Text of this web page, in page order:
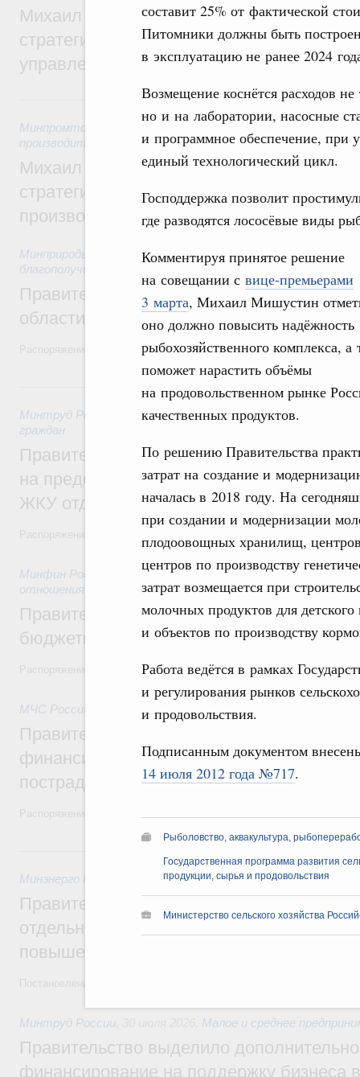
составит 25% от фактической
Питомники должны быть
в эксплуатацию не ранее 2024
Возмещение коснётся расходов
но и на лаборатории, насосные
и программное обеспечение, при
единый технологический цикл.
Господдержка позволит
где разводятся лососёвые виды
Комментируя принятое решение
на совещании с вице-премьерами
3 марта, Михаил Мишустин
оно должно повысить надёжность
рыбохозяйственного комплекса, а
поможет нарастить объёмы
на продовольственном рынке
качественных продуктов.
По решению Правительства
затрат на создание и
началась в 2018 году. На
при создании и модернизации
плодоовощных хранилищ,
центров по производству
затрат возмещается при
молочных продуктов для
и объектов по производству
Работа ведётся в рамках
и регулирования рынков
и продовольствия.
Подписанным документом
14 июля 2012 года №717.
Рыболовство, аквакультура,
Государственная программа развития
продукции, сырья и продовольствия
Министерство сельского хозяйства
Михаил Мишустин дал поручения по
стратегической сессии о
управления научно-технологическим
5 августа, среда
Минпромторг России Минэкономразвития России
производительности труда и поддержки занятости
Михаил Мишустин дал поручения по
стратегической сессии, посвящённой
производительности труда
Минприроды России 5 августа 2026 ,Национальный
благополучие»
Правительство увеличило объём
области в рамках федерального
Распоряжение от 3 августа 2026 года №2067-р
31 июля, пятница
Минтруд России 31 июля 2026,Социальная поддержка
граждан
Правительство направит регионам
на предоставление мер социальной
ЖКУ отдельным категориям граждан
Минфин России 31 июля 2026, Бюджеты субъектов
отношения
Правительство спишет часть
бюджетным кредитам ещё двум
Распоряжение от 29 июля 2026 года №2016-р
МЧС России
Правительство выделило
финансирование Дагестану и Чечне на
пострадавшим от наводнения
Минэнерго России ФАС России,30 июля 2026,Оборот
Правительство ввело новый временный
отдельных видов топлива и утвердило
повышения доступности нефтепродуктов
Минтруд России Малое и среднее
Правительство выделило
финансирование на поддержку бизнеса